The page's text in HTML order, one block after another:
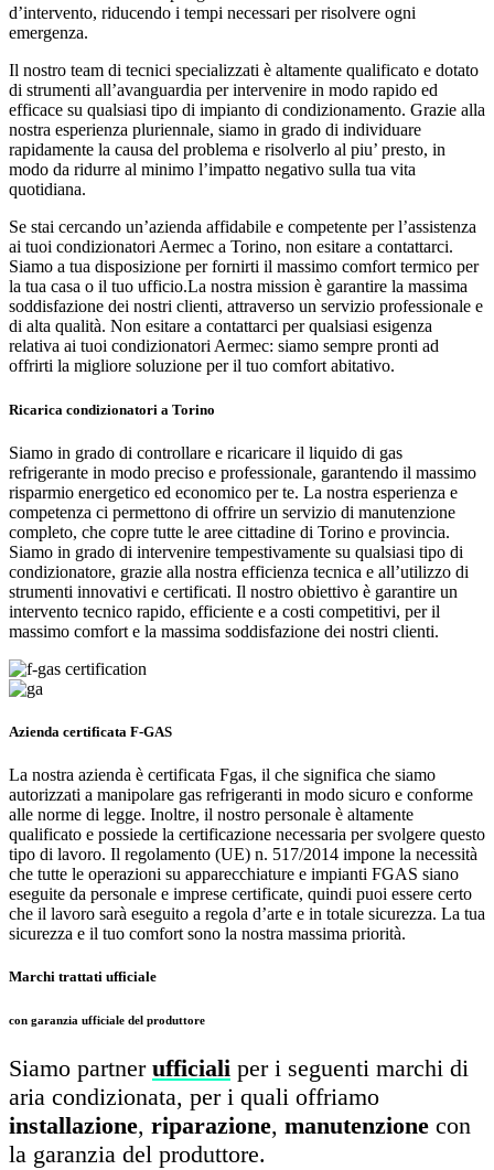
d’intervento, riducendo i tempi necessari per risolvere ogni
emergenza.
Il nostro team di tecnici specializzati è altamente qualificato e dotato
di strumenti all’avanguardia per intervenire in modo rapido ed
efficace su qualsiasi tipo di impianto di condizionamento. Grazie alla
nostra esperienza pluriennale, siamo in grado di individuare
rapidamente la causa del problema e risolverlo al piu’ presto, in
modo da ridurre al minimo l’impatto negativo sulla tua vita
quotidiana.
Se stai cercando un’azienda affidabile e competente per l’assistenza
ai tuoi condizionatori Aermec a Torino, non esitare a contattarci.
Siamo a tua disposizione per fornirti il massimo comfort termico per
la tua casa o il tuo ufficio.La nostra mission è garantire la massima
soddisfazione dei nostri clienti, attraverso un servizio professionale e
di alta qualità. Non esitare a contattarci per qualsiasi esigenza
relativa ai tuoi condizionatori Aermec: siamo sempre pronti ad
offrirti la migliore soluzione per il tuo comfort abitativo.
Ricarica condizionatori a Torino
Siamo in grado di controllare e ricaricare il liquido di gas
refrigerante in modo preciso e professionale, garantendo il massimo
risparmio energetico ed economico per te. La nostra esperienza e
competenza ci permettono di offrire un servizio di manutenzione
completo, che copre tutte le aree cittadine di Torino e provincia.
Siamo in grado di intervenire tempestivamente su qualsiasi tipo di
condizionatore, grazie alla nostra efficienza tecnica e all’utilizzo di
strumenti innovativi e certificati. Il nostro obiettivo è garantire un
intervento tecnico rapido, efficiente e a costi competitivi, per il
massimo comfort e la massima soddisfazione dei nostri clienti.
Azienda certificata F-GAS
La nostra azienda è certificata Fgas, il che significa che siamo
autorizzati a manipolare gas refrigeranti in modo sicuro e conforme
alle norme di legge. Inoltre, il nostro personale è altamente
qualificato e possiede la certificazione necessaria per svolgere questo
tipo di lavoro. Il regolamento (UE) n. 517/2014 impone la necessità
che tutte le operazioni su apparecchiature e impianti FGAS siano
eseguite da personale e imprese certificate, quindi puoi essere certo
che il lavoro sarà eseguito a regola d’arte e in totale sicurezza. La tua
sicurezza e il tuo comfort sono la nostra massima priorità.
Marchi trattati ufficiale
con garanzia ufficiale del produttore
Siamo partner ufficiali per i seguenti marchi di
aria condizionata, per i quali offriamo
installazione, riparazione, manutenzione con
la garanzia del produttore.